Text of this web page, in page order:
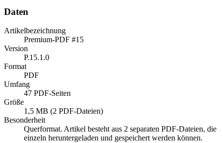
Daten
Artikelbezeichnung
Premium-PDF #15
Version
P.15.1.0
Format
PDF
Umfang
47 PDF-Seiten
Größe
1,5 MB (2 PDF-Dateien)
Besonderheit
Querformat. Artikel besteht aus 2 separaten PDF-Dateien, die
einzeln heruntergeladen und gespeichert werden können.